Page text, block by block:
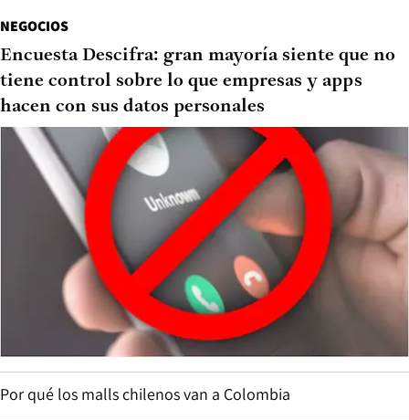
NEGOCIOS
Encuesta Descifra: gran mayoría siente que no
tiene control sobre lo que empresas y apps
hacen con sus datos personales
Por qué los malls chilenos van a Colombia